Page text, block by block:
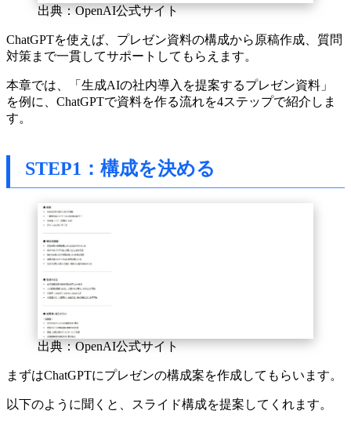
出典：OpenAI公式サイト
ChatGPTを使えば、プレゼン資料の構成から原稿作成、質問
対策まで一貫してサポートしてもらえます。
本章では、「生成AIの社内導入を提案するプレゼン資料」
を例に、ChatGPTで資料を作る流れを4ステップで紹介しま
す。
STEP1：構成を決める
出典：OpenAI公式サイト
まずはChatGPTにプレゼンの構成案を作成してもらいます。
以下のように聞くと、スライド構成を提案してくれます。